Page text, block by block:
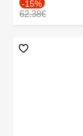
-15%
62.38€